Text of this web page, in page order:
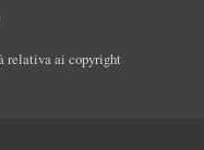
relativa ai copyright